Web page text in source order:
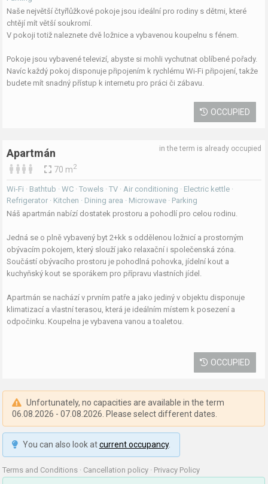
Naše největší čtyřlůžkové pokoje jsou ideální pro rodiny s dětmi, které
chtějí mít větší soukromí.
V pokoji totiž naleznete dvě ložnice a vybavenou koupelnu s fénem.
Pokoje jsou vybavené televizí, abyste si mohli vychutnat oblíbené pořady.
Navíc každý pokoj disponuje připojením k rychlému Wi-Fi připojení, takže
budete mít snadný přístup k internetu pro práci či zábavu.
OCCUPIED
Apartmán
70 m2
in the term is already occupied
Wi-Fi · Bathtub · WC · Towels · TV · Air conditioning · Electric kettle ·
Refrigerator · Kitchen · Dining area · Microwave · Parking
Náš apartmán nabízí dostatek prostoru a pohodlí pro celou rodinu.
Jedná se o plně vybavený byt 2+kk s oddělenou ložnicí a prostorným
obývacím pokojem, který slouží jako relaxační i společenská zóna.
Součástí obývacího prostoru je pohodlná pohovka, jídelní kout a
kuchyňský kout se sporákem pro přípravu vlastních jídel.
Apartmán se nachází v prvním patře a jako jediný v objektu disponuje
klimatizací a vlastní terasou, která je ideálním místem k posezení a
odpočinku. Koupelna je vybavena vanou a toaletou.
OCCUPIED
Unfortunately, no capacities are available in the term
06.08.2026 - 07.08.2026. Please select different dates.
You can also look atcurrent occupancy.
Terms and Conditions · Cancellation policy · Privacy Policy